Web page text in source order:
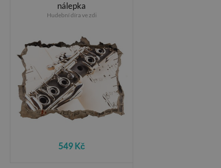
nálepka
Hudební díra ve zdi
549 Kč